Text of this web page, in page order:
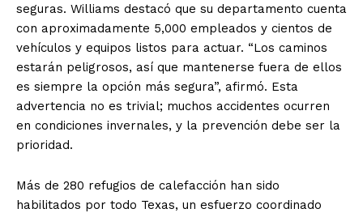
seguras. Williams destacó que su departamento cuenta
con aproximadamente 5,000 empleados y cientos de
vehículos y equipos listos para actuar. “Los caminos
estarán peligrosos, así que mantenerse fuera de ellos
es siempre la opción más segura”, afirmó. Esta
advertencia no es trivial; muchos accidentes ocurren
en condiciones invernales, y la prevención debe ser la
prioridad.
Más de 280 refugios de calefacción han sido
habilitados por todo Texas, un esfuerzo coordinado